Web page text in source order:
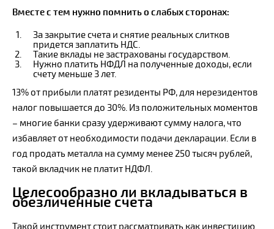
Вместе с тем нужно помнить о слабых сторонах:
За закрытие счета и снятие реальных слитков
придется заплатить НДС.
Такие вклады не застрахованы государством.
Нужно платить НФДЛ на полученные доходы, если
счету меньше 3 лет.
13% от прибыли платят резиденты РФ, для нерезидентов
налог повышается до 30%. Из положительных моментов
– многие банки сразу удерживают сумму налога, что
избавляет от необходимости подачи декларации. Если в
год продать металла на сумму менее 250 тысяч рублей,
такой вкладчик не платит НДФЛ.
Целесообразно ли вкладываться в
обезличенные счета
Такой инструмент стоит рассматривать как инвестицию